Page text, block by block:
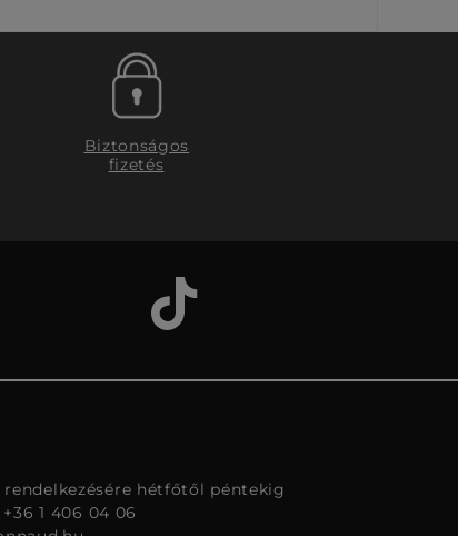
Biztonságos
fizetés
hétfőtől péntekig
1 406 04 06